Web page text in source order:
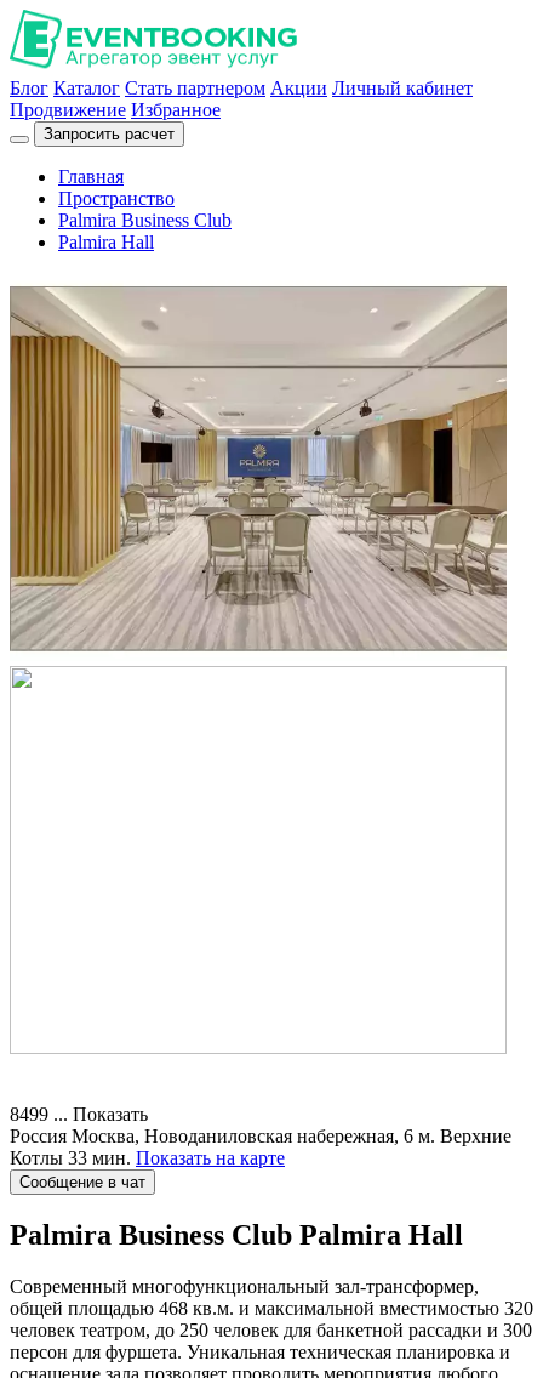
Блог Каталог Стать партнером Акции Личный кабинет
Продвижение Избранное
Запросить расчет
Главная
Пространство
Palmira Business Club
Palmira Hall
8499 ... Показать
Россия Москва, Новоданиловская набережная, 6 м. Верхние
Котлы 33 мин. Показать на карте
Сообщение в чат
Palmira Business Club Palmira Hall
Современный многофункциональный зал-трансформер,
общей площадью 468 кв.м. и максимальной вместимостью 320
человек театром, до 250 человек для банкетной рассадки и 300
персон для фуршета. Уникальная техническая планировка и
оснащение зала позволяет проводить мероприятия любого